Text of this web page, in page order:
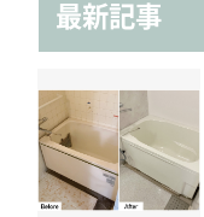
最新記事